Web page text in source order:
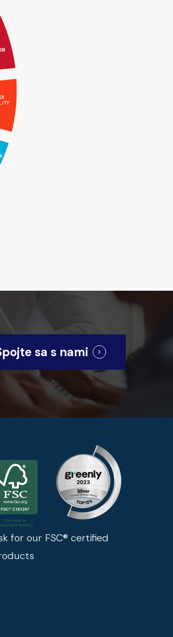
sa s nami
for our FSC® certified